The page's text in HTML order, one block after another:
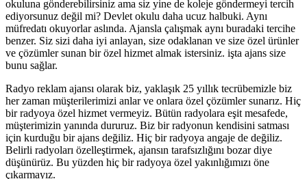
okuluna gönderebilirsiniz ama siz yine de koleje göndermeyi tercih
ediyorsunuz değil mi? Devlet okulu daha ucuz halbuki. Aynı
müfredatı okuyorlar aslında. Ajansla çalışmak aynı buradaki tercihe
benzer. Siz sizi daha iyi anlayan, size odaklanan ve size özel ürünler
ve çözümler sunan bir özel hizmet almak istersiniz. işta ajans size
bunu sağlar.
Radyo reklam ajansı olarak biz, yaklaşık 25 yıllık tecrübemizle biz
her zaman müşterilerimizi anlar ve onlara özel çözümler sunarız. Hiç
bir radyoya özel hizmet vermeyiz. Bütün radyolara eşit mesafede,
müşterimizin yanında dururuz. Biz bir radyonun kendisini satması
için kurduğu bir ajans değiliz. Hiç bir radyoya angaje de değiliz.
Belirli radyoları özelleştirmek, ajansın tarafsızlığını bozar diye
düşünürüz. Bu yüzden hiç bir radyoya özel yakınlığımızı öne
çıkarmayız.